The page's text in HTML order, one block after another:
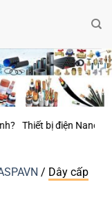
– Vì sao những
/ Dây cấp